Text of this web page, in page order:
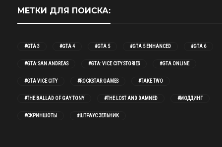
МЕТКИ ДЛЯ ПОИСКА:
#GTA 3 #GTA 4 #GTA 5 #GTA 5 ENHANCED #GTA 6
#GTA: SAN ANDREAS #GTA: VICE CITY STORIES #GTA ONLINE
#GTA VICE CITY #ROCKSTAR GAMES #TAKE TWO
#THE BALLAD OF GAY TONY #THE LOST AND DAMNED #МОДДИНГ
#СКРИНШОТЫ #ШТРАУС ЗЕЛЬНИК